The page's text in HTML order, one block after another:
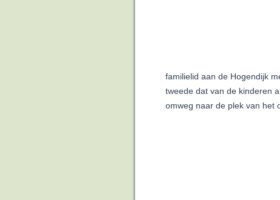
familielid aan de Hogendijk
tweede dat van de kinderen
omweg naar de plek van het